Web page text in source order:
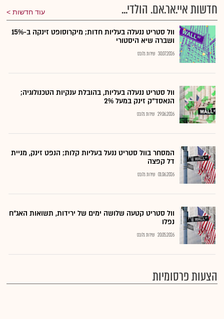
חדשות איי.אר.אם. הולדי... עוד חדשות
וול סטריט ננעלה בעליות חדות; מיקרוסופט זינקה ב-15%
ושברה שיא היסטורי
30.07.2026 שירות גלובס
וול סטריט ננעלה בעליות, בהובלת ענקיות הטכנולוגיה;
הנאסד"ק זינק במעל 2%
29.06.2026 שירות גלובס
המסחר בוול סטריט ננעל בעליות קלות; הנפט זינק, מניית
דל קפצה
01.06.2026 שירות גלובס
וול סטריט קטעה שלושה ימים של ירידות, תשואות האג"ח
נפלו
20.05.2026 שירות גלובס
הצעות פרסומיות